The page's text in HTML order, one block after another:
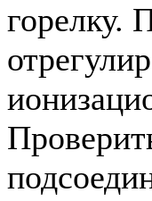
горелку.